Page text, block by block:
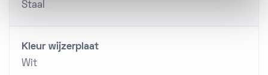
Staal
Kleur wijzerplaat
Wit